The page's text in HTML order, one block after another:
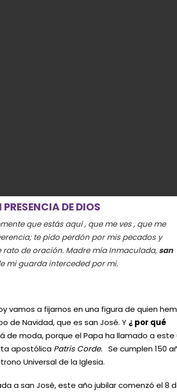
DE DIOS
que estás aquí , que me ves , que me
te pido perdón por mis pecados y
de oración. Madre mía Inmaculada, san
mi guarda interceded por mi.
vamos a fijarnos en una figura de quien
de Navidad, que es san José. Y ¿ por qué
de moda, porque el Papa ha llamado a este
apostólica Patris Corde. Se cumplen 150
Universal de la Iglesia.
a san José, este año jubilar comenzó el 8